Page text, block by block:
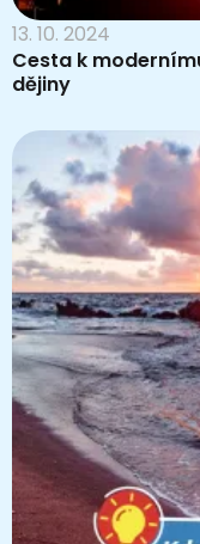
13. 10. 2024
Cesta k
dějiny